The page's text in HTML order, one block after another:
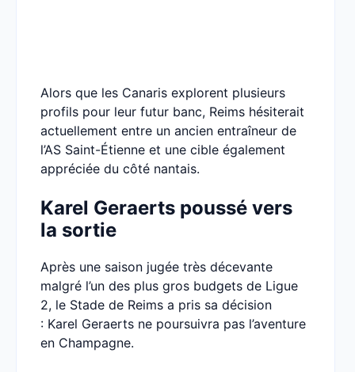
Alors que les Canaris explorent plusieurs
profils pour leur futur banc, Reims hésiterait
actuellement entre un ancien entraîneur de
l’AS Saint-Étienne et une cible également
appréciée du côté nantais.
Karel Geraerts poussé vers
la sortie
Après une saison jugée très décevante
malgré l’un des plus gros budgets de Ligue
2, le Stade de Reims a pris sa décision
: Karel Geraerts ne poursuivra pas l’aventure
en Champagne.